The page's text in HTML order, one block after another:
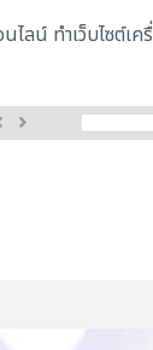
ไลน์ ทำเว็บไซต์เ